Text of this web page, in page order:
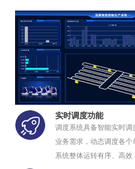
实时调度功能
调度系统具备智能实时
业务需求，动态调度各
系统整体运转有序、高效